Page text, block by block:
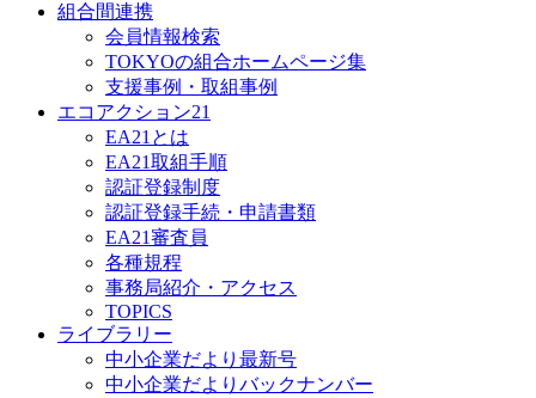
組合間連携
会員情報検索
TOKYOの組合ホームページ集
支援事例・取組事例
エコアクション21
EA21とは
EA21取組手順
認証登録制度
認証登録手続・申請書類
EA21審査員
各種規程
事務局紹介・アクセス
TOPICS
ライブラリー
中小企業だより最新号
中小企業だよりバックナンバー